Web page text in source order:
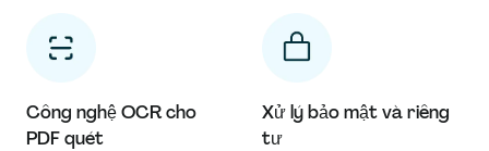
Công nghệ OCR cho
PDF quét
Xử lý bảo mật và riêng
tư